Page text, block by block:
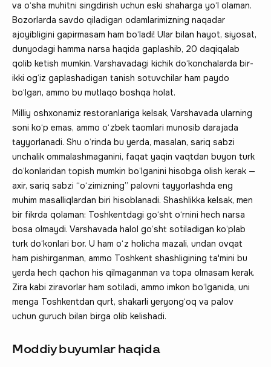
va o‘sha muhitni singdirish uchun eski shaharga yo‘l olaman.
Bozorlarda savdo qiladigan odamlarimizning naqadar
ajoyibligini gapirmasam ham bo‘ladi! Ular bilan hayot, siyosat,
dunyodagi hamma narsa haqida gaplashib, 20 daqiqalab
qolib ketish mumkin. Varshavadagi kichik do‘konchalarda bir-
ikki og‘iz gaplashadigan tanish sotuvchilar ham paydo
bo‘lgan, ammo bu mutlaqo boshqa holat.
Milliy oshxonamiz restoranlariga kelsak, Varshavada ularning
soni ko‘p emas, ammo o‘zbek taomlari munosib darajada
tayyorlanadi. Shu o‘rinda bu yerda, masalan, sariq sabzi
unchalik ommalashmaganini, faqat yaqin vaqtdan buyon turk
do‘konlaridan topish mumkin bo‘lganini hisobga olish kerak —
axir, sariq sabzi “o‘zimizning” palovni tayyorlashda eng
muhim masalliqlardan biri hisoblanadi. Shashlikka kelsak, men
bir fikrda qolaman: Toshkentdagi go‘sht o‘rnini hech narsa
bosa olmaydi. Varshavada halol go‘sht sotiladigan ko‘plab
turk do‘konlari bor. U ham o‘z holicha mazali, undan ovqat
ham pishirganman, ammo Toshkent shashligining ta'mini bu
yerda hech qachon his qilmaganman va topa olmasam kerak.
Zira kabi ziravorlar ham sotiladi, ammo imkon bo‘lganida, uni
menga Toshkentdan qurt, shakarli yeryong‘oq va palov
uchun guruch bilan birga olib kelishadi.
Moddiy buyumlar haqida